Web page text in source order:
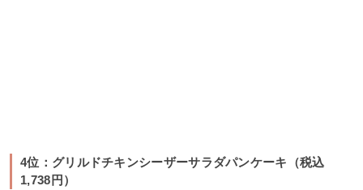
4位：グリルドチキンシーザーサラダパンケーキ（税込
1,738円）